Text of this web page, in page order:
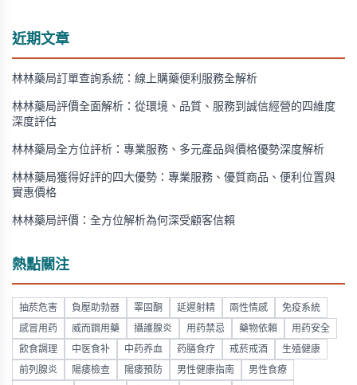
近期文章
林林藥局訂單查詢系統：線上購藥便利服務全解析
林林藥局評價全面解析：從環境、品質、服務到誠信經營的四維度
深度評估
林林藥局全方位評析：專業服務、多元產品與價格優勢深度解析
林林藥局獲得好評的四大優勢：專業服務、優質商品、便利位置與
實惠價格
林林藥局評價：全方位解析為何深受顧客信賴
熱點關注
抽菸危害 負壓助勃器 睪固酮 延遲射精 兩性情感 免疫系統
感冒用药 威而鋼用藥 攝護腺炎 用药禁忌 藥物依賴 用药安全
飲食調理 中医食补 中药养血 药膳食疗 戒菸戒酒 生殖健康
前列腺炎 陽痿檢查 陽痿預防 男性健康指南 男性食療